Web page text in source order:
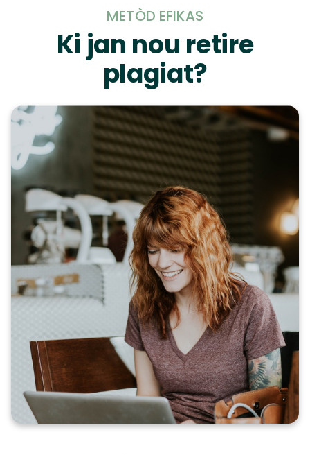
METÒD EFIKAS
Ki jan nou retire
plagiat?